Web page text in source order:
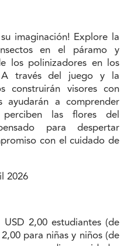
imaginación! Explore la
en el páramo y
los polinizadores en los
A través del juego y la
construirán visores con
ayudarán a comprender
las flores del
para despertar
con el cuidado de
2026
2,00 estudiantes (de
para niñas y niños (de